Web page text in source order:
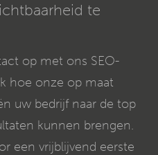
te
op met ons SEO-
hoe onze op maat
uw bedrijf naar de top
kunnen brengen.
een vrijblijvend eerste